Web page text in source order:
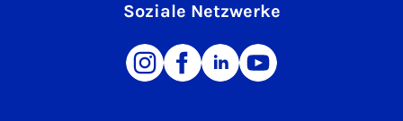
Soziale Netzwerke